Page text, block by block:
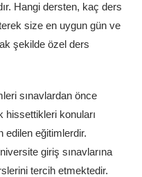
Hangi dersten, kaç ders
size en uygun gün ve
şekilde özel ders
sınavlardan önce
hissettikleri konuları
edilen eğitimlerdir.
giriş sınavlarına
tercih etmektedir.